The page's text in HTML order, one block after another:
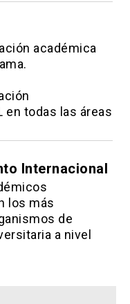
académica
en todas las áreas
Internacional
los más
de
a nivel